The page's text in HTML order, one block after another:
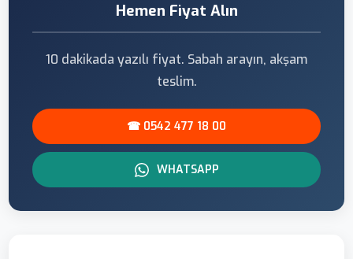
Hemen Fiyat Alın
10 dakikada yazılı fiyat. Sabah arayın, akşam
teslim.
☎ 0542 477 18 00
WHATSAPP